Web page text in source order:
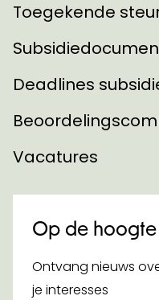
Toegekende
Deadlines
Vacatures
Op de
Ontvang nieuws
je interesses